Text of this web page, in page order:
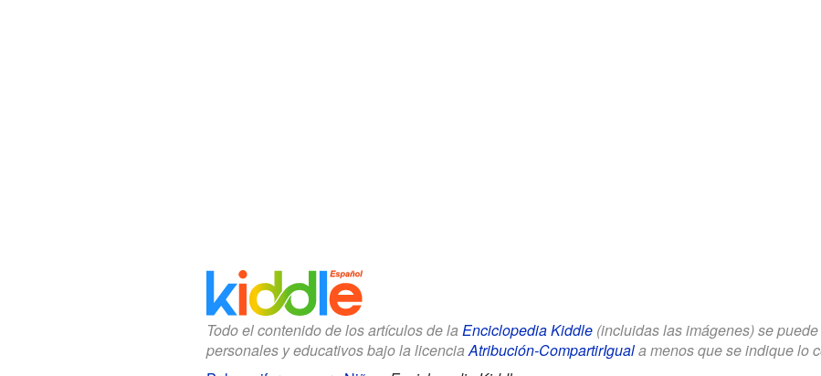
Todo el contenido de los artículos de la Enciclopedia Kiddle(incluidas las imágenes) se
personales y educativos bajo la licencia Atribución-CompartirIguala menos que se indique lo